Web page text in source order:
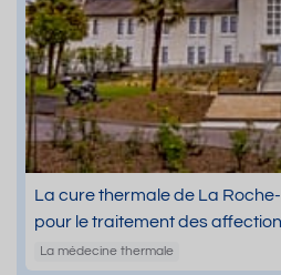
La cure thermale de La
pour le traitement des
La médecine thermale